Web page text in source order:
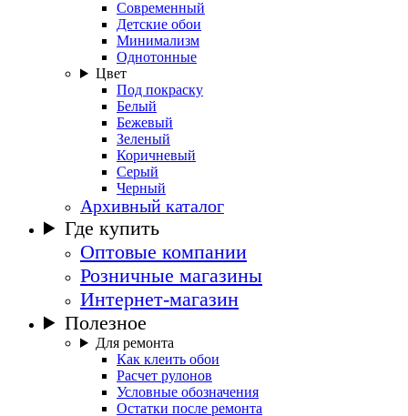
Современный
Детские обои
Минимализм
Однотонные
Цвет
Под покраску
Белый
Бежевый
Зеленый
Коричневый
Серый
Черный
Архивный каталог
Где купить
Оптовые компании
Розничные магазины
Интернет-магазин
Полезное
Для ремонта
Как клеить обои
Расчет рулонов
Условные обозначения
Остатки после ремонта